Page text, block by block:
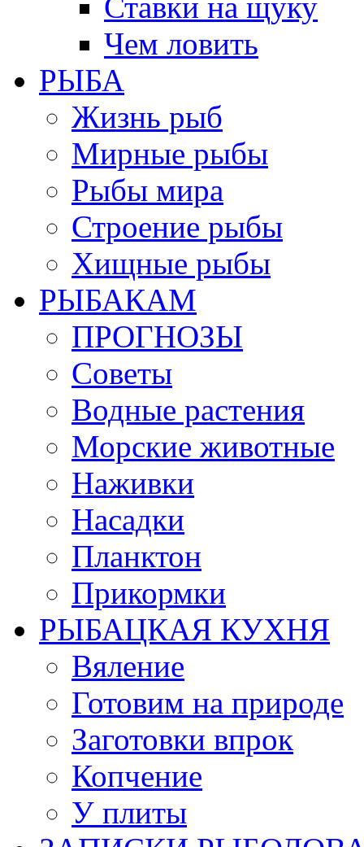
Чем ловить
РЫБА
Жизнь рыб
Мирные рыбы
Рыбы мира
Строение рыбы
Хищные рыбы
РЫБАКАМ
ПРОГНОЗЫ
Советы
Водные растения
Морские животные
Наживки
Насадки
Планктон
Прикормки
РЫБАЦКАЯ КУХНЯ
Вяление
Готовим на природе
Заготовки впрок
Копчение
У плиты